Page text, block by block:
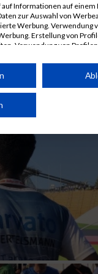
Informationen auf einem
zur Auswahl von
Werbung. Verwendung
Erstellung von
Verwendung von
von Zielgruppen
verschiedenen Quellen.
Europäischen Union
IAB-Anbieter)
Zwecke:
Zugriff auf
Daten zur